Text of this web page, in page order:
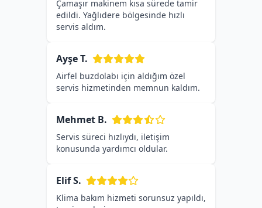
Çamaşır makinem kısa sürede tamir
edildi. Yağlıdere bölgesinde hızlı
servis aldım.
Ayşe T.
Airfel buzdolabı için aldığım özel
servis hizmetinden memnun kaldım.
Mehmet B.
Servis süreci hızlıydı, iletişim
konusunda yardımcı oldular.
Elif S.
Klima bakım hizmeti sorunsuz yapıldı,